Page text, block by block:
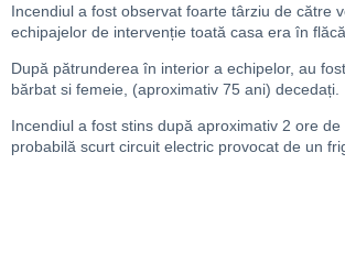
Incendiul a fost observat foarte târziu de către
echipajelor de intervenție toată casa era în
După pătrunderea în interior a echipelor, au
bărbat si femeie, (aproximativ 75 ani) decedați.
Incendiul a fost stins după aproximativ 2 ore
probabilă scurt circuit electric provocat de un